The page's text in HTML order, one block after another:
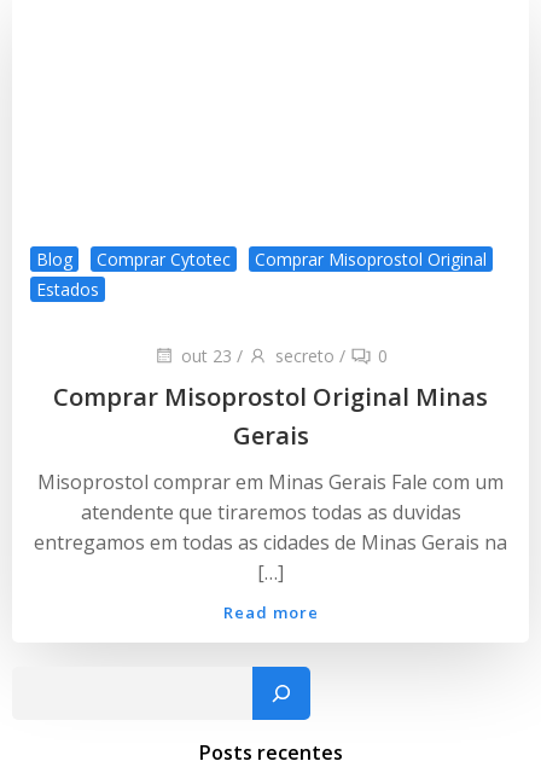
Blog Comprar Cytotec
Comprar Misoprostol Original
Estados
out 23 / secreto / 0
Comprar Misoprostol Original Minas
Gerais
Misoprostol comprar em Minas Gerais Fale com um
atendente que tiraremos todas as duvidas
entregamos em todas as cidades de Minas Gerais na
[…]
Read more
Pesquisar
Posts recentes